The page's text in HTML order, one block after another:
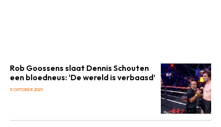
Rob Goossens slaat Dennis Schouten
een bloedneus: ‘De wereld is verbaasd’
5 OKTOBER 2025